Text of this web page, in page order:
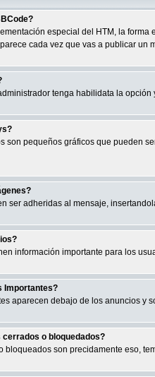
especial del HTM, la
cada vez que vas a publicar un
tenga habilidata la
son pequeños gráficos que pueden
ser adheridas al mensaje,
información importante para los
Importantes?
aparecen debajo de los anuncios y
cerrados o bloquedados?
bloqueados son precidamente eso,